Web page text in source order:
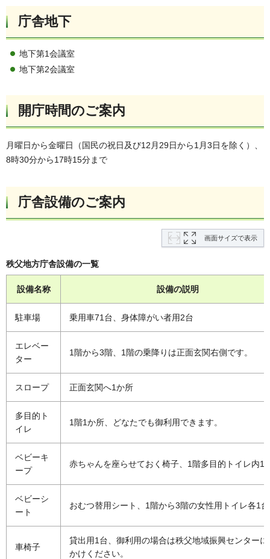
庁舎地下
地下第1会議室
地下第2会議室
開庁時間のご案内
月曜日から金曜日（国民の祝日及び12月29日から1月3日を除く）、
8時30分から17時15分まで
庁舎設備のご案内
画面サイズで表示
秩父地方庁舎設備の一覧
設備名称 設備の説明
駐車場 乗用車71台、身体障がい者用2台
エレベー
ター
1階から3階、1階の乗降りは正面玄関右側です。
スロープ 正面玄関へ1か所
多目的ト
イレ
1階1か所、どなたでも御利用できます。
ベビーキ
ープ
赤ちゃんを座らせておく椅子、1階多目的トイレ内1
ベビーシ
ート
おむつ替用シート、1階から3階の女性用トイレ各1台
車椅子
貸出用1台、御利用の場合は秩父地域振興センターに
かけください。